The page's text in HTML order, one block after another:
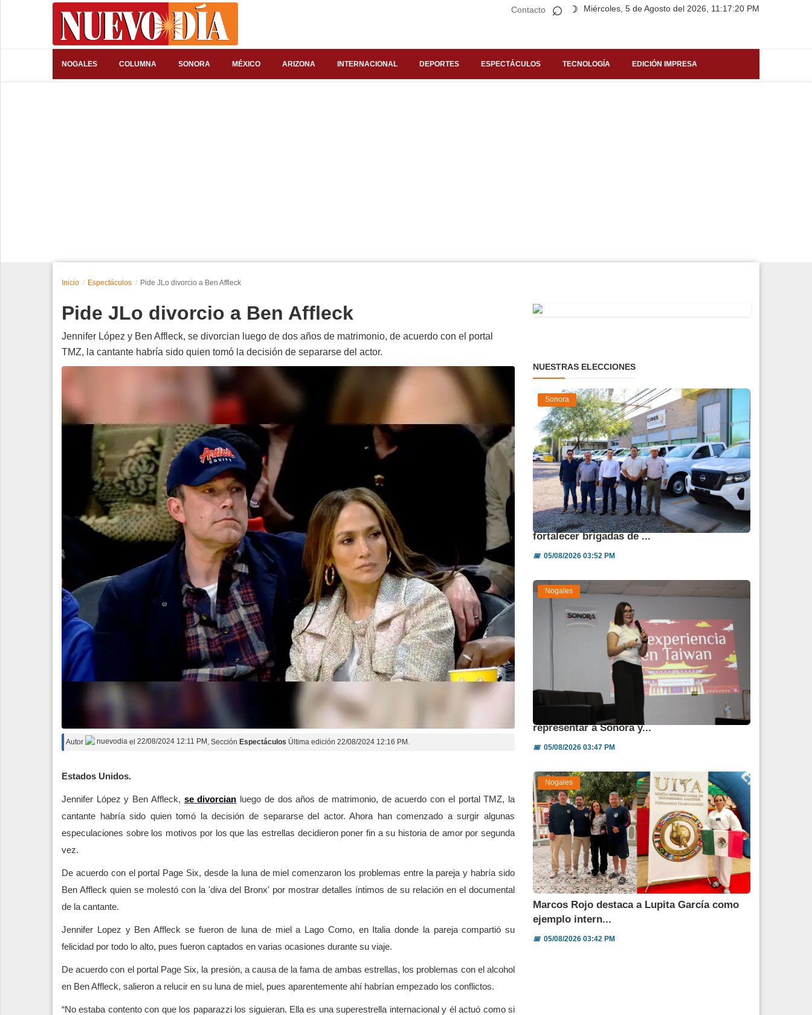
Contacto Miércoles, 5 de Agosto del 2026, 11:17:20 PM
⌕ ☽
NOGALES COLUMNA SONORA MÉXICO ARIZONA INTERNACIONAL DEPORTES ESPECTÁCULOS TECNOLOGÍA EDICIÓN IMPRESA
Inicio Espectáculos Pide JLo divorcio a Ben Affleck
Pide JLo divorcio a Ben Affleck
Jennifer López y Ben Affleck, se divorcian luego de dos años de matrimonio, de acuerdo con el portal
TMZ, la cantante habría sido quien tomó la decisión de separarse del actor.
Autor nuevodia el 22/08/2024 12:11 PM , Sección Espectáculos Última edición 22/08/2024 12:16 PM.
Estados Unidos.
Jennifer López y Ben Affleck, se divorcian luego de dos años de matrimonio, de acuerdo con el portal TMZ, la
cantante habría sido quien tomó la decisión de separarse del actor. Ahora han comenzado a surgir algunas
especulaciones sobre los motivos por los que las estrellas decidieron poner fin a su historia de amor por segunda
vez.
De acuerdo con el portal Page Six, desde la luna de miel comenzaron los problemas entre la pareja y habría sido
Ben Affleck quien se molestó con la 'diva del Bronx' por mostrar detalles íntimos de su relación en el documental
de la cantante.​
Jennifer Lopez y Ben Affleck se fueron de luna de miel a Lago Como, en Italia donde la pareja compartió su
felicidad por todo lo alto, pues fueron captados en varias ocasiones durante su viaje.
De acuerdo con el portal Page Six, la presión, a causa de la fama de ambas estrellas, los problemas con el alcohol
en Ben Affleck, salieron a relucir en su luna de miel, pues aparentemente ahí habrían empezado los conflictos.
​“No estaba contento con que los paparazzi los siguieran. Ella es una superestrella internacional y él actuó como si
NUESTRAS ELECCIONES
Sonora
Entrega SAGARHPA vehículos para
fortalecer brigadas de ...
📅05/08/2026 03:52 PM
Nogales
UTN reconoce a Ximena García por
representar a Sonora y...
📅05/08/2026 03:47 PM
Nogales
Marcos Rojo destaca a Lupita García como
ejemplo intern...
📅05/08/2026 03:42 PM